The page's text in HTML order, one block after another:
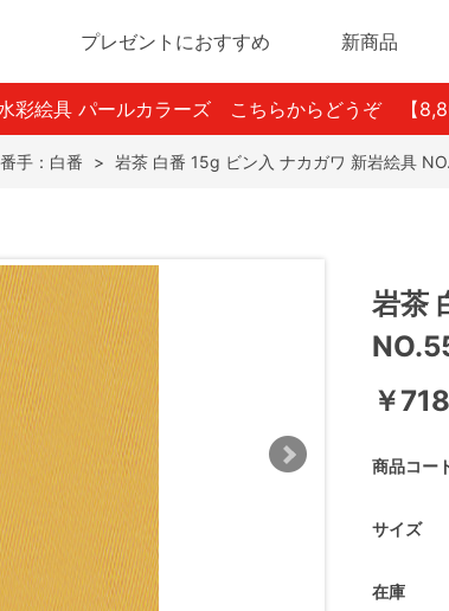
プレゼントにおすすめ 新商品
彩絵具 パールカラーズ こちらからどうぞ 【
番手：白番 > 岩茶 白番 15g ビン入 ナカガワ 新岩絵具
岩茶
￥718
商品コー
サイズ
在庫